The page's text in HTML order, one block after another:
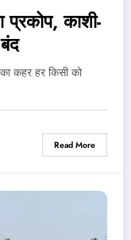
प्रकोप, काशी-
कहर हर किसी को
Read More